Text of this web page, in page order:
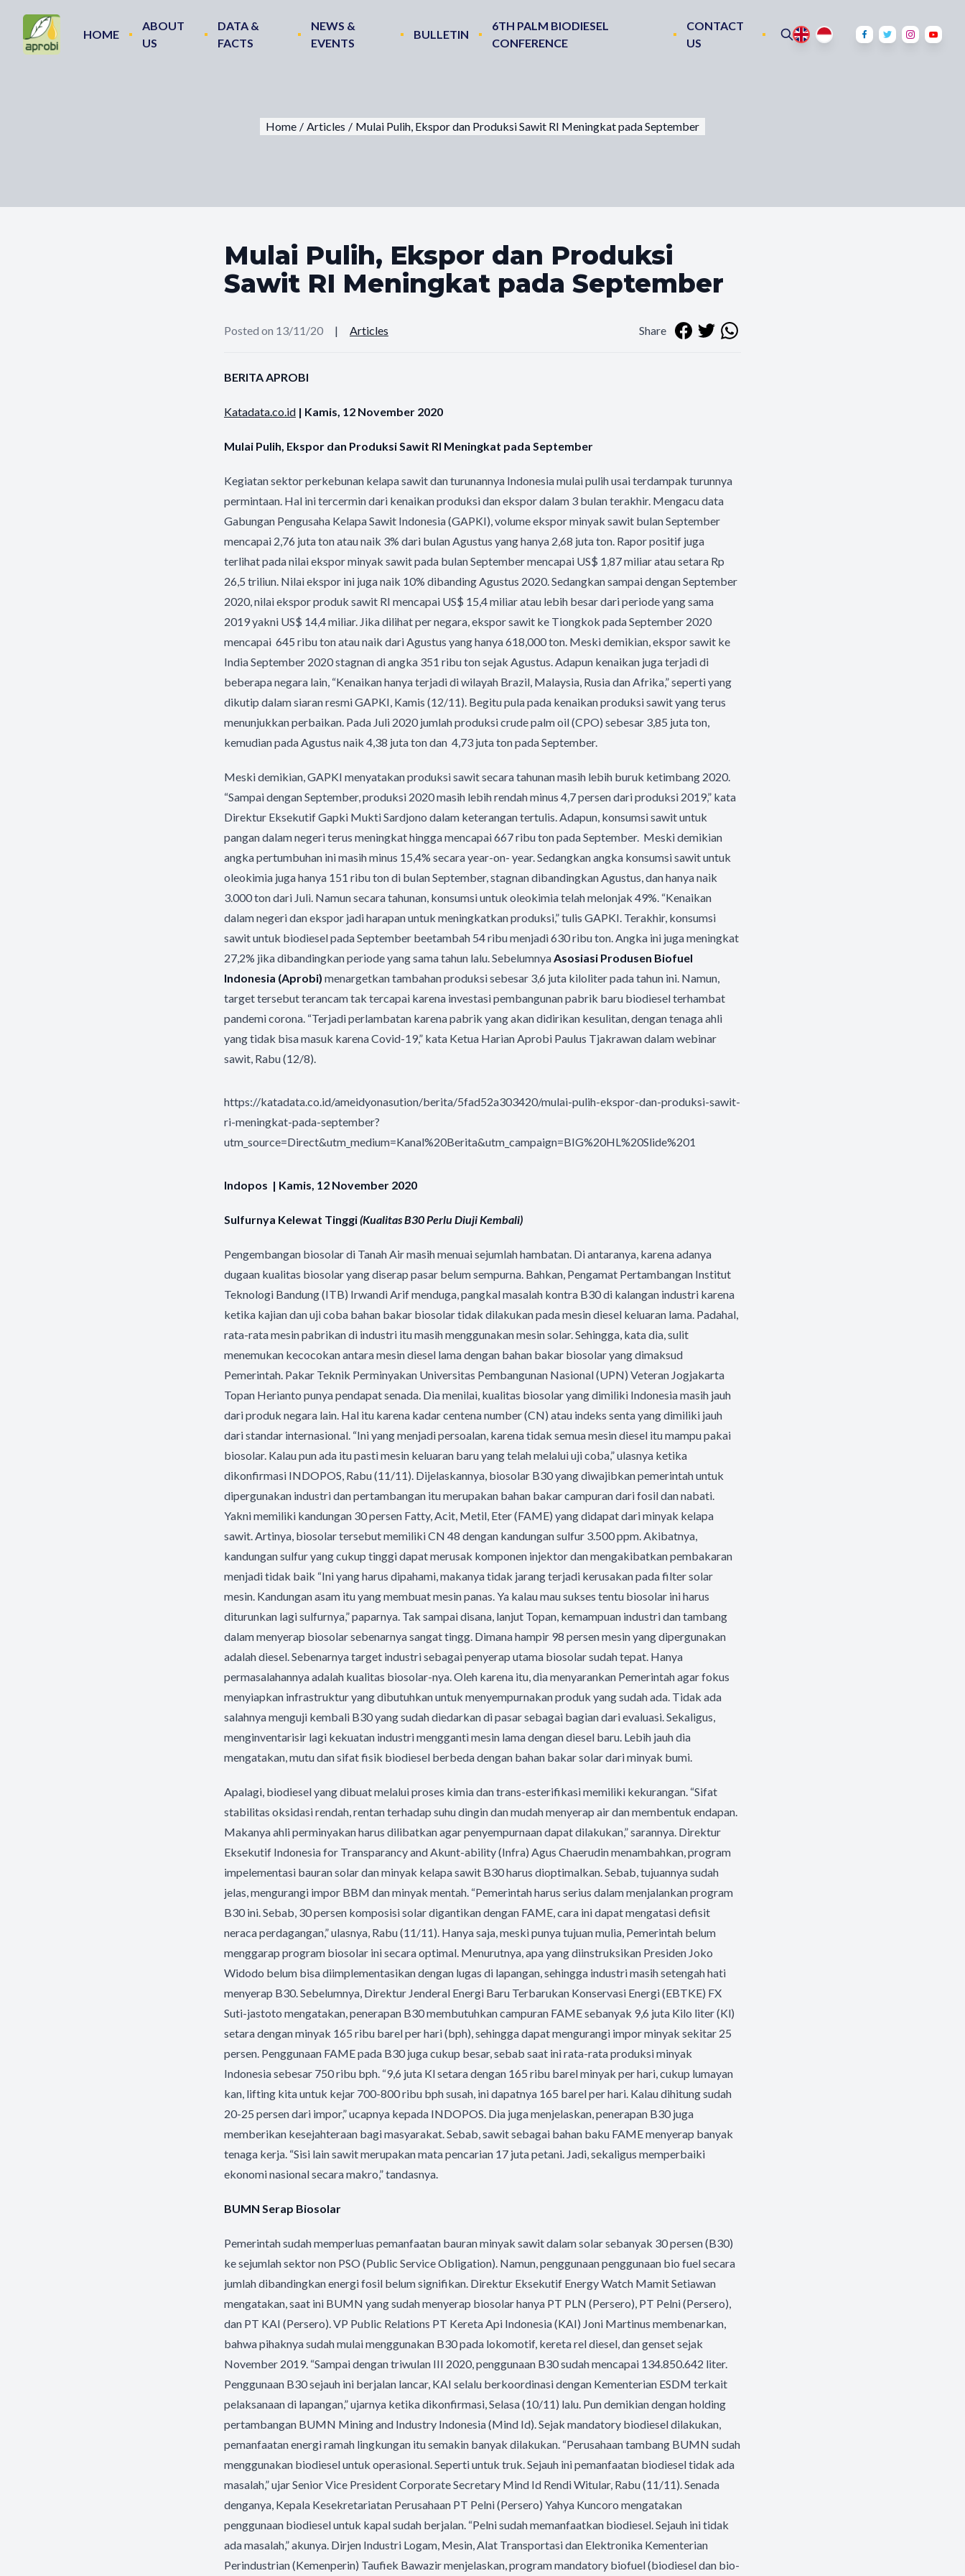
HOME
ABOUT
US
DATA &
FACTS
NEWS &
EVENTS
BULLETIN
6TH PALM BIODIESEL
CONFERENCE
CONTACT
US
Home / Articles / Mulai Pulih, Ekspor dan Produksi Sawit RI Meningkat pada September
Mulai Pulih, Ekspor dan Produksi
Sawit RI Meningkat pada September
Posted on 13/11/20 | Articles Share
BERITA APROBI
Katadata.co.id | Kamis, 12 November 2020
Mulai Pulih, Ekspor dan Produksi Sawit RI Meningkat pada September
Kegiatan sektor perkebunan kelapa sawit dan turunannya Indonesia mulai pulih usai terdampak turunnya
permintaan. Hal ini tercermin dari kenaikan produksi dan ekspor dalam 3 bulan terakhir. Mengacu data
Gabungan Pengusaha Kelapa Sawit Indonesia (GAPKI), volume ekspor minyak sawit bulan September
mencapai 2,76 juta ton atau naik 3% dari bulan Agustus yang hanya 2,68 juta ton. Rapor positif juga
terlihat pada nilai ekspor minyak sawit pada bulan September mencapai US$ 1,87 miliar atau setara Rp
26,5 triliun. Nilai ekspor ini juga naik 10% dibanding Agustus 2020. Sedangkan sampai dengan September
2020, nilai ekspor produk sawit RI mencapai US$ 15,4 miliar atau lebih besar dari periode yang sama
2019 yakni US$ 14,4 miliar. Jika dilihat per negara, ekspor sawit ke Tiongkok pada September 2020
mencapai 645 ribu ton atau naik dari Agustus yang hanya 618,000 ton. Meski demikian, ekspor sawit ke
India September 2020 stagnan di angka 351 ribu ton sejak Agustus. Adapun kenaikan juga terjadi di
beberapa negara lain, “Kenaikan hanya terjadi di wilayah Brazil, Malaysia, Rusia dan Afrika,” seperti yang
dikutip dalam siaran resmi GAPKI, Kamis (12/11). Begitu pula pada kenaikan produksi sawit yang terus
menunjukkan perbaikan. Pada Juli 2020 jumlah produksi crude palm oil (CPO) sebesar 3,85 juta ton,
kemudian pada Agustus naik 4,38 juta ton dan 4,73 juta ton pada September.
Meski demikian, GAPKI menyatakan produksi sawit secara tahunan masih lebih buruk ketimbang 2020.
“Sampai dengan September, produksi 2020 masih lebih rendah minus 4,7 persen dari produksi 2019,” kata
Direktur Eksekutif Gapki Mukti Sardjono dalam keterangan tertulis. Adapun, konsumsi sawit untuk
pangan dalam negeri terus meningkat hingga mencapai 667 ribu ton pada September. Meski demikian
angka pertumbuhan ini masih minus 15,4% secara year-on- year. Sedangkan angka konsumsi sawit untuk
oleokimia juga hanya 151 ribu ton di bulan September, stagnan dibandingkan Agustus, dan hanya naik
3.000 ton dari Juli. Namun secara tahunan, konsumsi untuk oleokimia telah melonjak 49%. “Kenaikan
dalam negeri dan ekspor jadi harapan untuk meningkatkan produksi,” tulis GAPKI. Terakhir, konsumsi
sawit untuk biodiesel pada September beetambah 54 ribu menjadi 630 ribu ton. Angka ini juga meningkat
27,2% jika dibandingkan periode yang sama tahun lalu. SebelumnyaAsosiasi Produsen Biofuel
Indonesia (Aprobi) menargetkan tambahan produksi sebesar 3,6 juta kiloliter pada tahun ini. Namun,
target tersebut terancam tak tercapai karena investasi pembangunan pabrik baru biodiesel terhambat
pandemi corona. “Terjadi perlambatan karena pabrik yang akan didirikan kesulitan, dengan tenaga ahli
yang tidak bisa masuk karena Covid-19,” kata Ketua Harian Aprobi Paulus Tjakrawan dalam webinar
sawit, Rabu (12/8).
https://katadata.co.id/ameidyonasution/berita/5fad52a303420/mulai-pulih-ekspor-dan-produksi-sawit-
ri-meningkat-pada-september?
utm_source=Direct&utm_medium=Kanal%20Berita&utm_campaign=BIG%20HL%20Slide%201
Indopos | Kamis, 12 November 2020
Sulfurnya Kelewat Tinggi(Kualitas B30 Perlu Diuji Kembali)
Pengembangan biosolar di Tanah Air masih menuai sejumlah hambatan. Di antaranya, karena adanya
dugaan kualitas biosolar yang diserap pasar belum sempurna. Bahkan, Pengamat Pertambangan Institut
Teknologi Bandung (ITB) Irwandi Arif menduga, pangkal masalah kontra B30 di kalangan industri karena
ketika kajian dan uji coba bahan bakar biosolar tidak dilakukan pada mesin diesel keluaran lama. Padahal,
rata-rata mesin pabrikan di industri itu masih menggunakan mesin solar. Sehingga, kata dia, sulit
menemukan kecocokan antara mesin diesel lama dengan bahan bakar biosolar yang dimaksud
Pemerintah. Pakar Teknik Perminyakan Universitas Pembangunan Nasional (UPN) Veteran Jogjakarta
Topan Herianto punya pendapat senada. Dia menilai, kualitas biosolar yang dimiliki Indonesia masih jauh
dari produk negara lain. Hal itu karena kadar centena number (CN) atau indeks senta yang dimiliki jauh
dari standar internasional. “Ini yang menjadi persoalan, karena tidak semua mesin diesel itu mampu pakai
biosolar. Kalau pun ada itu pasti mesin keluaran baru yang telah melalui uji coba,” ulasnya ketika
dikonfirmasi INDOPOS, Rabu (11/11). Dijelaskannya, biosolar B30 yang diwajibkan pemerintah untuk
dipergunakan industri dan pertambangan itu merupakan bahan bakar campuran dari fosil dan nabati.
Yakni memiliki kandungan 30 persen Fatty, Acit, Metil, Eter (FAME) yang didapat dari minyak kelapa
sawit. Artinya, biosolar tersebut memiliki CN 48 dengan kandungan sulfur 3.500 ppm. Akibatnya,
kandungan sulfur yang cukup tinggi dapat merusak komponen injektor dan mengakibatkan pembakaran
menjadi tidak baik “Ini yang harus dipahami, makanya tidak jarang terjadi kerusakan pada filter solar
mesin. Kandungan asam itu yang membuat mesin panas. Ya kalau mau sukses tentu biosolar ini harus
diturunkan lagi sulfurnya,” paparnya. Tak sampai disana, lanjut Topan, kemampuan industri dan tambang
dalam menyerap biosolar sebenarnya sangat tingg. Dimana hampir 98 persen mesin yang dipergunakan
adalah diesel. Sebenarnya target industri sebagai penyerap utama biosolar sudah tepat. Hanya
permasalahannya adalah kualitas biosolar-nya. Oleh karena itu, dia menyarankan Pemerintah agar fokus
menyiapkan infrastruktur yang dibutuhkan untuk menyempurnakan produk yang sudah ada. Tidak ada
salahnya menguji kembali B30 yang sudah diedarkan di pasar sebagai bagian dari evaluasi. Sekaligus,
menginventarisir lagi kekuatan industri mengganti mesin lama dengan diesel baru. Lebih jauh dia
mengatakan, mutu dan sifat fisik biodiesel berbeda dengan bahan bakar solar dari minyak bumi.
Apalagi, biodiesel yang dibuat melalui proses kimia dan trans-esterifikasi memiliki kekurangan. “Sifat
stabilitas oksidasi rendah, rentan terhadap suhu dingin dan mudah menyerap air dan membentuk endapan.
Makanya ahli perminyakan harus dilibatkan agar penyempurnaan dapat dilakukan,” sarannya. Direktur
Eksekutif Indonesia for Transparancy and Akunt-ability (Infra) Agus Chaerudin menambahkan, program
impelementasi bauran solar dan minyak kelapa sawit B30 harus dioptimalkan. Sebab, tujuannya sudah
jelas, mengurangi impor BBM dan minyak mentah. “Pemerintah harus serius dalam menjalankan program
B30 ini. Sebab, 30 persen komposisi solar digantikan dengan FAME, cara ini dapat mengatasi defisit
neraca perdagangan,” ulasnya, Rabu (11/11). Hanya saja, meski punya tujuan mulia, Pemerintah belum
menggarap program biosolar ini secara optimal. Menurutnya, apa yang diinstruksikan Presiden Joko
Widodo belum bisa diimplementasikan dengan lugas di lapangan, sehingga industri masih setengah hati
menyerap B30. Sebelumnya, Direktur Jenderal Energi Baru Terbarukan Konservasi Energi (EBTKE) FX
Suti-jastoto mengatakan, penerapan B30 membutuhkan campuran FAME sebanyak 9,6 juta Kilo liter (Kl)
setara dengan minyak 165 ribu barel per hari (bph), sehingga dapat mengurangi impor minyak sekitar 25
persen. Penggunaan FAME pada B30 juga cukup besar, sebab saat ini rata-rata produksi minyak
Indonesia sebesar 750 ribu bph. “9,6 juta Kl setara dengan 165 ribu barel minyak per hari, cukup lumayan
kan, lifting kita untuk kejar 700-800 ribu bph susah, ini dapatnya 165 barel per hari. Kalau dihitung sudah
20-25 persen dari impor,” ucapnya kepada INDOPOS. Dia juga menjelaskan, penerapan B30 juga
memberikan kesejahteraan bagi masyarakat. Sebab, sawit sebagai bahan baku FAME menyerap banyak
tenaga kerja. “Sisi lain sawit merupakan mata pencarian 17 juta petani. Jadi, sekaligus memperbaiki
ekonomi nasional secara makro,” tandasnya.
BUMN Serap Biosolar
Pemerintah sudah memperluas pemanfaatan bauran minyak sawit dalam solar sebanyak 30 persen (B30)
ke sejumlah sektor non PSO (Public Service Obligation). Namun, penggunaan penggunaan bio fuel secara
jumlah dibandingkan energi fosil belum signifikan. Direktur Eksekutif Energy Watch Mamit Setiawan
mengatakan, saat ini BUMN yang sudah menyerap biosolar hanya PT PLN (Persero), PT Pelni (Persero),
dan PT KAI (Persero). VP Public Relations PT Kereta Api Indonesia (KAI) Joni Martinus membenarkan,
bahwa pihaknya sudah mulai menggunakan B30 pada lokomotif, kereta rel diesel, dan genset sejak
November 2019. “Sampai dengan triwulan III 2020, penggunaan B30 sudah mencapai 134.850.642 liter.
Penggunaan B30 sejauh ini berjalan lancar, KAI selalu berkoordinasi dengan Kementerian ESDM terkait
pelaksanaan di lapangan,” ujarnya ketika dikonfirmasi, Selasa (10/11) lalu. Pun demikian dengan holding
pertambangan BUMN Mining and Industry Indonesia (Mind Id). Sejak mandatory biodiesel dilakukan,
pemanfaatan energi ramah lingkungan itu semakin banyak dilakukan. “Perusahaan tambang BUMN sudah
menggunakan biodiesel untuk operasional. Seperti untuk truk. Sejauh ini pemanfaatan biodiesel tidak ada
masalah,” ujar Senior Vice President Corporate Secretary Mind Id Rendi Witular, Rabu (11/11). Senada
denganya, Kepala Kesekretariatan Perusahaan PT Pelni (Persero) Yahya Kuncoro mengatakan
penggunaan biodiesel untuk kapal sudah berjalan. “Pelni sudah memanfaatkan biodiesel. Sejauh ini tidak
ada masalah,” akunya. Dirjen Industri Logam, Mesin, Alat Transportasi dan Elektronika Kementerian
Perindustrian (Kemenperin) Taufiek Bawazir menjelaskan, program mandatory biofuel (biodiesel dan bio-